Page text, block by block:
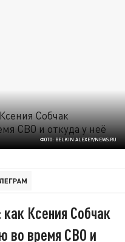
ФОТО: BELKIN ALEXEY/NEWS.RU
Ксения Собчак
во время СВО и